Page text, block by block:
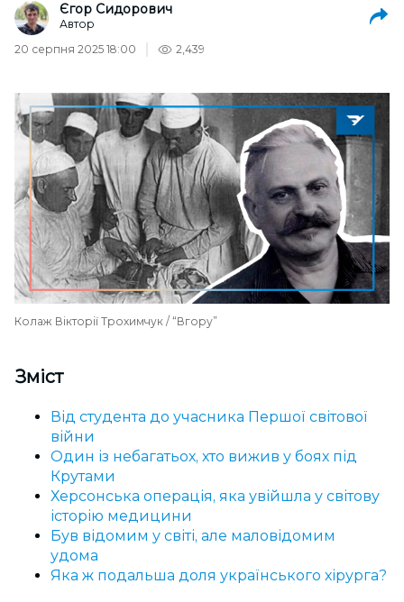
Єгор Сидорович
Автор
20 серпня 2025 18:00
2,439
Колаж Вікторії Трохимчук / “Вгору”
Зміст
Від студента до учасника Першої світової
війни
Один із небагатьох, хто вижив у боях під
Крутами
Херсонська операція, яка увійшла у світову
історію медицини
Був відомим у світі, але маловідомим
удома
Яка ж подальша доля українського хірурга?